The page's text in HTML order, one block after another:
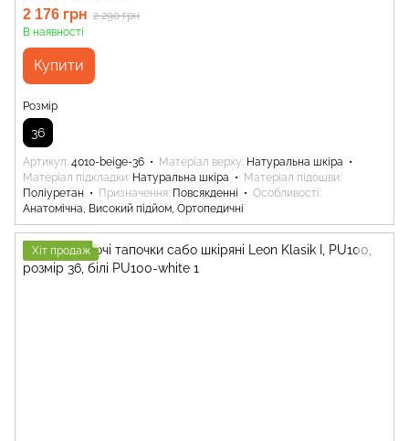
2 176 грн 2 290 грн
В наявності
Купити
Розмір
36
Артикул 4010-beige-36 Матеріал верху Натуральна шкіра
Матеріал підкладки Натуральна шкіра
Матеріал підошви
Поліуретан
Призначення Повсякденні
Особливості
Анатомічна, Високий підйом, Ортопедичні
Хіт продаж